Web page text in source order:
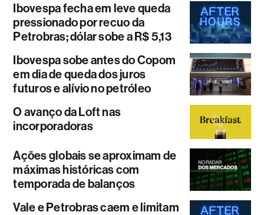
Ibovespa fecha em leve queda
pressionado por recuo da
Petrobras; dólar sobe a R$ 5,13
Ibovespa sobe antes do Copom
em dia de queda dos juros
futuros e alívio no petróleo
O avanço da Loft nas
incorporadoras
Ações globais se aproximam de
máximas históricas com
temporada de balanços
Vale e Petrobras caem e limitam